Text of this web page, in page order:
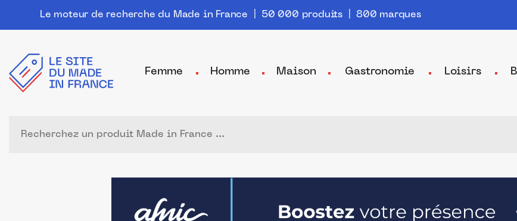
Le moteur de recherche du Made in France | 50 000 produits | 800 marques
Femme Homme Maison Gastronomie Loisirs